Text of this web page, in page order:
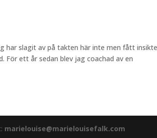
har slagit av på takten här inte men fått
För ett år sedan blev jag coachad av en
marielouise@marielouisefalk.com